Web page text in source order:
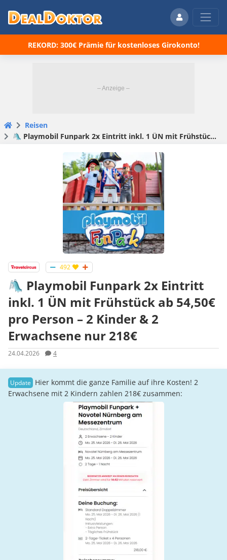
REKORD: 300€ Prämie für kostenloses Girokonto!
Reisen
🛝 Playmobil Funpark 2x Eintritt inkl. 1 ÜN mit Frühstück ab 54,50€ pro Person – 2 Kinder & 2 Erwachsene nur 218€
492
🛝 Playmobil Funpark 2x Eintritt
inkl. 1 ÜN mit Frühstück ab 54,50€
pro Person – 2 Kinder & 2
Erwachsene nur 218€
24.04.2026 4
Hier kommt die ganze Familie auf ihre Kosten! 2
Erwachsene mit 2 Kindern zahlen 218€ zusammen: